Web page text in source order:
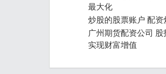
最大化
炒股的股票账户 配
广州期货配资公司
实现财富增值